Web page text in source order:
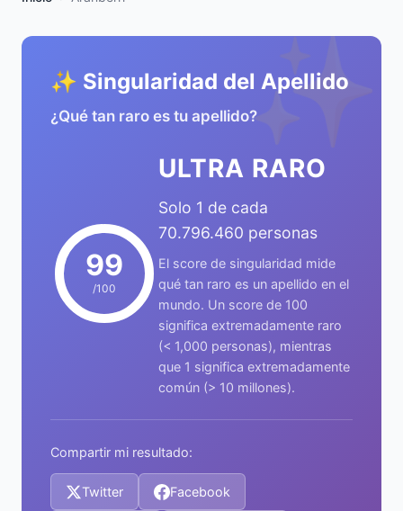
✨
✨ Singularidad del Apellido
¿Qué tan raro es tu apellido?
99
/100
ULTRA RARO
Solo 1 de cada
70.796.460 personas
El score de singularidad mide
qué tan raro es un apellido en el
mundo. Un score de 100
significa extremadamente raro
(< 1,000 personas), mientras
que 1 significa extremadamente
común (> 10 millones).
Compartir mi resultado:
Twitter Facebook